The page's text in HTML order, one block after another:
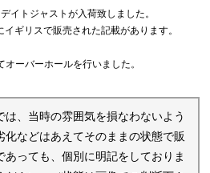
イトジャストが入荷致しました。
ギリスで販売された記載があります。
ーバーホールを行いました。
、当時の雰囲気を損なわないよう
化などはあえてそのままの状態で販
っても、個別に明記をしておりま